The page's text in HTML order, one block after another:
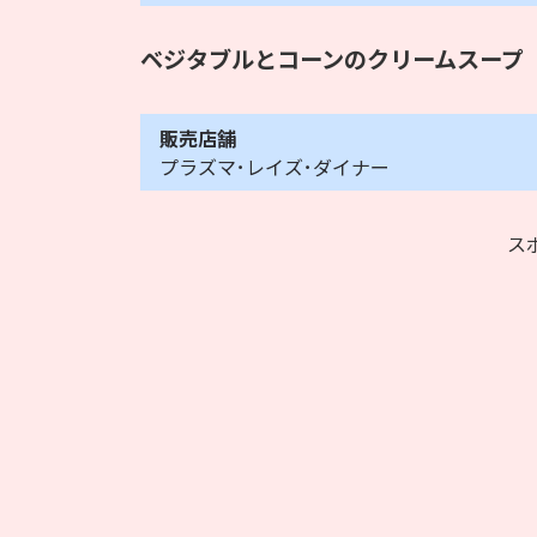
ベジタブルとコーンのクリームスープ
販売店舗
プラズマ･レイズ･ダイナー
ス